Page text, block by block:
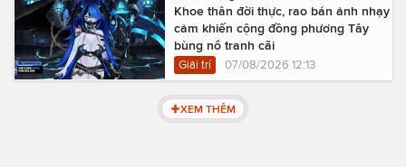
Khoe thân đời thực, rao bán ảnh nhạy
cảm khiến cộng đồng phương Tây
bùng nổ tranh cãi
Giải trí 07/08/2026 12:13
XEM THÊM